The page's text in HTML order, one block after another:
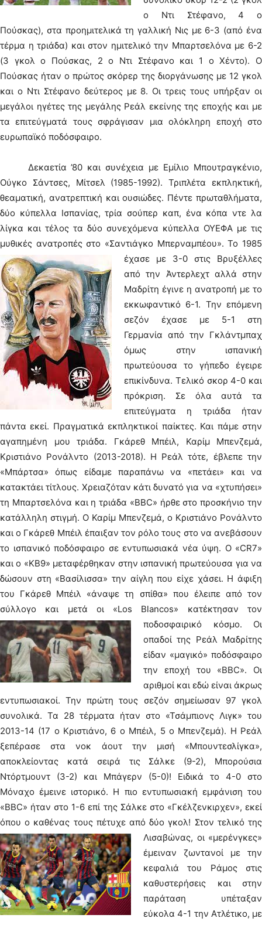
ο Ντι Στέφανο, 4 ο
Πούσκας), στα προημιτελικά τη γαλλική Νις με 6-3 (από ένα
τέρμα η τριάδα) και στον ημιτελικό την Μπαρτσελόνα με 6-2
(3 γκολ ο Πούσκας, 2 ο Ντι Στέφανο και 1 ο Χέντο). Ο
Πούσκας ήταν ο πρώτος σκόρερ της διοργάνωσης με 12 γκολ
και ο Ντι Στέφανο δεύτερος με 8. Οι τρεις τους υπήρξαν οι
μεγάλοι ηγέτες της μεγάλης Ρεάλ εκείνης της εποχής και με
τα επιτεύγματά τους σφράγισαν μια ολόκληρη εποχή στο
ευρωπαϊκό ποδόσφαιρο.
Δεκαετία ’80 και συνέχεια με Εμίλιο Μπουτραγκένιο,
Ούγκο Σάντσες, Μίτσελ (1985-1992). Τριπλέτα εκπληκτική,
θεαματική, ανατρεπτική και ουσιώδες. Πέντε πρωταθλήματα,
δύο κύπελλα Ισπανίας, τρία σούπερ καπ, ένα κόπα ντε λα
λίγκα και τέλος τα δύο συνεχόμενα κύπελλα ΟΥΕΦΑ με τις
μυθικές ανατροπές στο «Σαντιάγκο Μπερναμπέου».Το 1985
έχασε με 3-0 στις Βρυξέλλες
από την Άντερλεχτ αλλά στην
Μαδρίτη έγινε η ανατροπή με το
εκκωφαντικό 6-1. Την επόμενη
σεζόν έχασε με 5-1 στη
Γερμανία από την Γκλάντμπαχ
όμως στην ισπανική
πρωτεύουσα το γήπεδο έγειρε
επικίνδυνα. Τελικό σκορ 4-0 και
πρόκριση. Σε όλα αυτά τα
επιτεύγματα η τριάδα ήταν
πάντα εκεί. Πραγματικά εκπληκτικοί παίκτες. Και πάμε στην
αγαπημένη μου τριάδα. Γκάρεθ Μπέιλ, Καρίμ Μπενζεμά,
Κριστιάνο Ρονάλντο (2013-2018). Η Ρεάλ τότε, έβλεπε την
«Μπάρτσα» όπως είδαμε παραπάνω να «πετάει» και να
κατακτάει τίτλους. Χρειαζόταν κάτι δυνατό για να «χτυπήσει»
τη Μπαρτσελόνα και η τριάδα «BBC» ήρθε στο προσκήνιο την
κατάλληλη στιγμή. Ο Καρίμ Μπενζεμά, ο Κριστιάνο Ρονάλντο
και ο Γκάρεθ Μπέιλ έπαιξαν τον ρόλο τους στο να ανεβάσουν
το ισπανικό ποδόσφαιρο σε εντυπωσιακά νέα ύψη. Ο «CR7»
και ο «KB9» μεταφέρθηκαν στην ισπανική πρωτεύουσα για να
δώσουν στη «Βασίλισσα» την αίγλη που είχε χάσει. Η άφιξη
του Γκάρεθ Μπέιλ «άναψε τη σπίθα» που έλειπε από τον
σύλλογο και μετά οι «Los Blancos» κατέκτησαν τον
ποδοσφαιρικό κόσμο. Οι
οπαδοί της Ρεάλ Μαδρίτης
είδαν «μαγικό» ποδόσφαιρο
την εποχή του «BBC». Οι
αριθμοί και εδώ είναι άκρως
εντυπωσιακοί. Την πρώτη τους σεζόν σημείωσαν 97 γκολ
συνολικά. Τα 28 τέρματα ήταν στο «Τσάμπιονς Λιγκ» του
2013-14 (17 ο Κριστιάνο, 6 ο Μπέιλ, 5 ο Μπενζεμά). Η Ρεάλ
ξεπέρασε στα νοκ άουτ την μισή «Μπουντεσλίγκα»,
αποκλείοντας κατά σειρά τις Σάλκε (9-2), Μπορούσια
Ντόρτμουντ (3-2) και Μπάγερν (5-0)! Ειδικά το 4-0 στο
Μόναχο έμεινε ιστορικό. Η πιο εντυπωσιακή εμφάνιση του
«BBC» ήταν στο 1-6 επί της Σάλκε στο «Γκέλζενκιρχεν», εκεί
όπου ο καθένας τους πέτυχε από δύο γκολ! Στον τελικό της
Λισαβώνας, οι «μερένγκες»
έμειναν ζωντανοί με την
κεφαλιά του Ράμος στις
καθυστερήσεις και στην
παράταση υπέταξαν
εύκολα 4-1 την Ατλέτικο, με